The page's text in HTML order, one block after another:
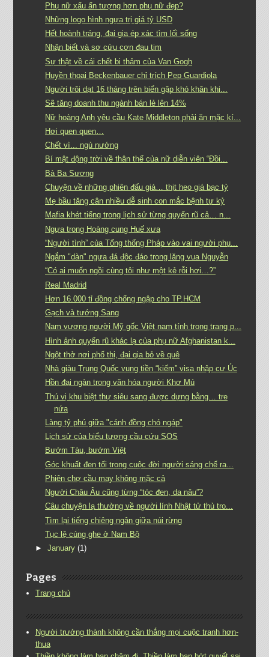
Phụ nữ xấu ấn tượng hơn phụ nữ đẹp?
Những logo hình ngựa trị giá tỷ USD
Hết hoành tráng, đại gia ép xác tìm lối sống
Nhận biết và sơ cứu cơn đau tim
Sự thật về cái chết bi thảm của Van Gogh
Huyền thoại Beckenbauer chỉ trích Pep Guardiola
Người trôi dạt 16 tháng trên biển gặp khó khăn khi...
Sẽ tăng doanh thu ngành bán lẻ lên 14%
Nữ hoàng Anh yêu cầu Kate Middleton phải ăn mặc kí...
Hơi quen quen…
Chết vì... ngủ nướng
Bí mật động trời về thân thế của nữ diễn viên “Đồi...
Bà Ba Sương
Chuyện về những phiên đấu giá… thịt heo giá bạc tỷ
Mẹ bầu tăng cân nhiều dễ sinh con mắc bệnh tự kỷ
Mafia khét tiếng trong lịch sử từng quyến rũ cả… n...
Ngựa trong Hoàng cung Huế xưa
“Người tình” của Tổng thống Pháp vào vai người phụ...
Ngắm "dàn" ngựa đá độc đáo trong lăng vua Nguyễn
“Có ai muốn ngồi cùng tôi như một kẻ rỗi hơi…?”
Real Madrid
Hơn 16.000 tỉ đồng chống ngập cho TP.HCM
Gạch và tướng Sang
Nam vương người Mỹ gốc Việt nam tính trong trang p...
Hình ảnh quyến rũ khác lạ của phụ nữ Afghanistan k...
Ngột thở nơi phố thị, đại gia bỏ về quê
Nhà giàu Trung Quốc vung tiền “kiếm” visa nhập cư Úc
Hồn đại ngàn trong văn hóa người Khơ Mú
Thú vị khu biệt thự siêu sang được dựng bằng… tre
nứa
Làng tỷ phú giữa "cánh đồng chó ngáp"
Lịch sử của biểu tượng cầu cứu SOS
Bướm Tàu, bướm Việt
Góc khuất đen tối trong cuộc đời người sáng chế ra...
Phiên chợ cầu may không mặc cả
Người Châu Âu cũng từng “tóc đen, da nâu”?
Câu chuyện lạ thường về người lính Nhật tử thủ tro...
Tìm lại tiếng chiêng ngân giữa núi rừng
Tục lệ cúng ghe ở Nam Bộ
►January (1)
Pages
Trang chủ
Người trưởng thành không cần thắng mọi cuộc tranh hơn-
thua